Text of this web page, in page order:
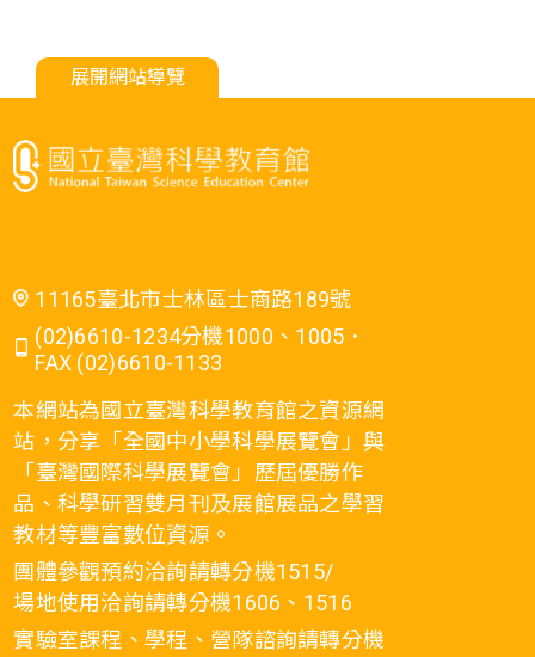
展開網站導覽
11165臺北市士林區士商路189號
(02)6610-1234分機1000、1005．
FAX (02)6610-1133
本網站為國立臺灣科學教育館之資源網
站，分享「全國中小學科學展覽會」與
「臺灣國際科學展覽會」歷屆優勝作
品、科學研習雙月刊及展館展品之學習
教材等豐富數位資源。
團體參觀預約洽詢請轉分機1515/
場地使用洽詢請轉分機1606、1516
實驗室課程、學程、營隊諮詢請轉分機